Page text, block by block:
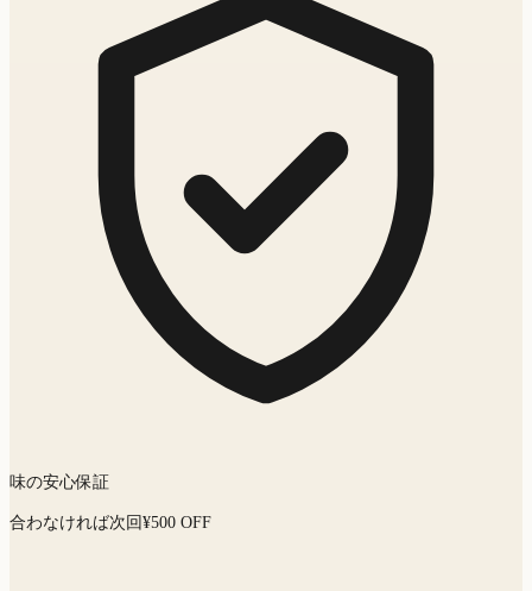
味の安心保証
合わなければ次回¥500 OFF